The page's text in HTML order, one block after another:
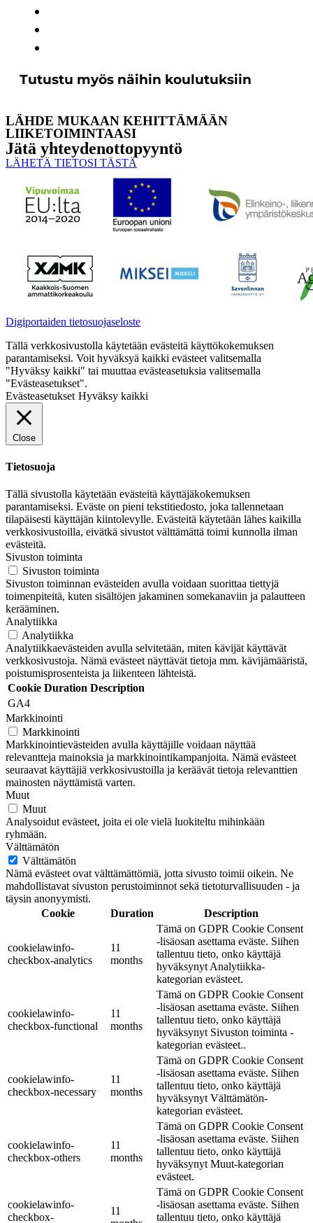
Tutustu myös näihin koulutuksiin
LÄHDE MUKAAN KEHITTÄMÄÄN
LIIKETOIMINTAASI
Jätä yhteyden­ottopyyntö
LÄHETÄ TIETOSI TÄSTÄ
Digiportaiden tietosuojaseloste
Tällä verkkosivustolla käytetään evästeitä käyttökokemuksen
parantamiseksi. Voit hyväksyä kaikki evästeet valitsemalla
"Hyväksy kaikki" tai muuttaa evästeasetuksia valitsemalla
"Evästeasetukset".
Evästeasetukset Hyväksy kaikki
Close
Tietosuoja
Tällä sivustolla käytetään evästeitä käyttäjäkokemuksen
parantamiseksi. Eväste on pieni tekstitiedosto, joka tallennetaan
tilapäisesti käyttäjän kiintolevylle. Evästeitä käytetään lähes kaikilla
verkkosivustoilla, eivätkä sivustot välttämättä toimi kunnolla ilman
evästeitä.
Sivuston toiminta
Sivuston toiminta
Sivuston toiminnan evästeiden avulla voidaan suorittaa tiettyjä
toimenpiteitä, kuten sisältöjen jakaminen somekanaviin ja palautteen
kerääminen.
Analytiikka
Analytiikka
Analytiikkaevästeiden avulla selvitetään, miten kävijät käyttävät
verkkosivustoja. Nämä evästeet näyttävät tietoja mm. kävijämääristä,
poistumisprosenteista ja liikenteen lähteistä.
Cookie Duration Description
GA4
Markkinointi
Markkinointi
Markkinointievästeiden avulla käyttäjille voidaan näyttää
relevantteja mainoksia ja markkinointikampanjoita. Nämä evästeet
seuraavat käyttäjiä verkkosivustoilla ja keräävät tietoja relevanttien
mainosten näyttämistä varten.
Muut
Muut
Analysoidut evästeet, joita ei ole vielä luokiteltu mihinkään
ryhmään.
Välttämätön
Välttämätön
Nämä evästeet ovat välttämättömiä, jotta sivusto toimii oikein. Ne
mahdollistavat sivuston perustoiminnot sekä tietoturvallisuuden - ja
täysin anonyymisti.
Cookie
Duration Description
cookielawinfo-
checkbox-analytics
11
months
Tämä on GDPR Cookie Consent
-lisäosan asettama eväste. Siihen
tallentuu tieto, onko käyttäjä
hyväksynyt Analytiikka-
kategorian evästeet.
cookielawinfo-
checkbox-functional
11
months
Tämä on GDPR Cookie Consent
-lisäosan asettama eväste. Siihen
tallentuu tieto, onko käyttäjä
hyväksynyt Sivuston toiminta -
kategorian evästeet..
cookielawinfo-
checkbox-necessary
11
months
Tämä on GDPR Cookie Consent
-lisäosan asettama eväste. Siihen
tallentuu tieto, onko käyttäjä
hyväksynyt Välttämätön-
kategorian evästeet.
cookielawinfo-
checkbox-others
11
months
Tämä on GDPR Cookie Consent
-lisäosan asettama eväste. Siihen
tallentuu tieto, onko käyttäjä
hyväksynyt Muut-kategorian
evästeet.
cookielawinfo-
checkbox-
11
Tämä on GDPR Cookie Consent
-lisäosan asettama eväste. Siihen
tallentuu tieto, onko käyttäjä